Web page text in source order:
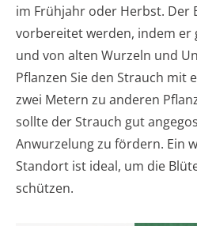
im Frühjahr oder Herbst. Der
vorbereitet werden, indem er
und von alten Wurzeln und
Pflanzen Sie den Strauch mit
zwei Metern zu anderen
sollte der Strauch gut
Anwurzelung zu fördern. Ein
Standort ist ideal, um die
schützen.